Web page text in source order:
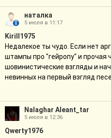
наталка
5 июля в 11:17
Kirill1975
Недалекое ты чудо. Если нет
штампы про "гейропу" и прочая
шовинистические взгляды и
невинных на первый взгляд
Nalaghar Aleant_tar
5 июля в 12:36
Qwerty1976